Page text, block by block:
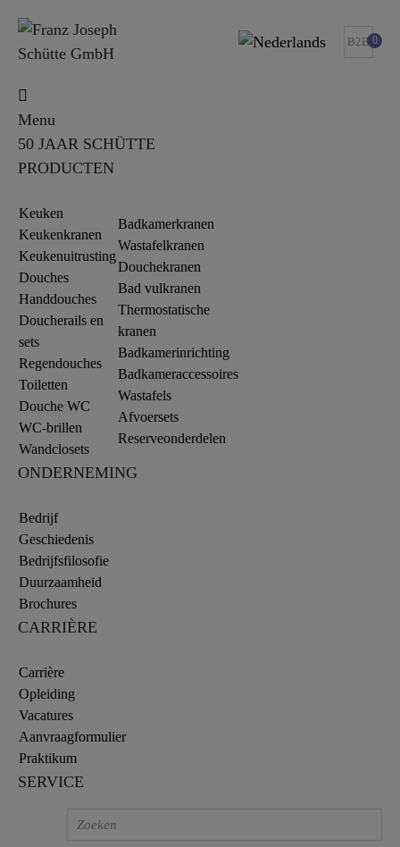
B2B 0
Menu
50 JAAR SCHÜTTE
PRODUCTEN
Keuken
Keukenkranen
Keukenuitrusting
Douches
Handdouches
Doucherails en
sets
Regendouches
Toiletten
Douche WC
WC-brillen
Wandclosets
Badkamerkranen
Wastafelkranen
Douchekranen
Bad vulkranen
Thermostatische
kranen
Badkamerinrichting
Badkameraccessoires
Wastafels
Afvoersets
Reserveonderdelen
ONDERNEMING
Bedrijf
Geschiedenis
Bedrijfsfilosofie
Duurzaamheid
Brochures
CARRIÈRE
Carrière
Opleiding
Vacatures
Aanvraagformulier
Praktikum
SERVICE